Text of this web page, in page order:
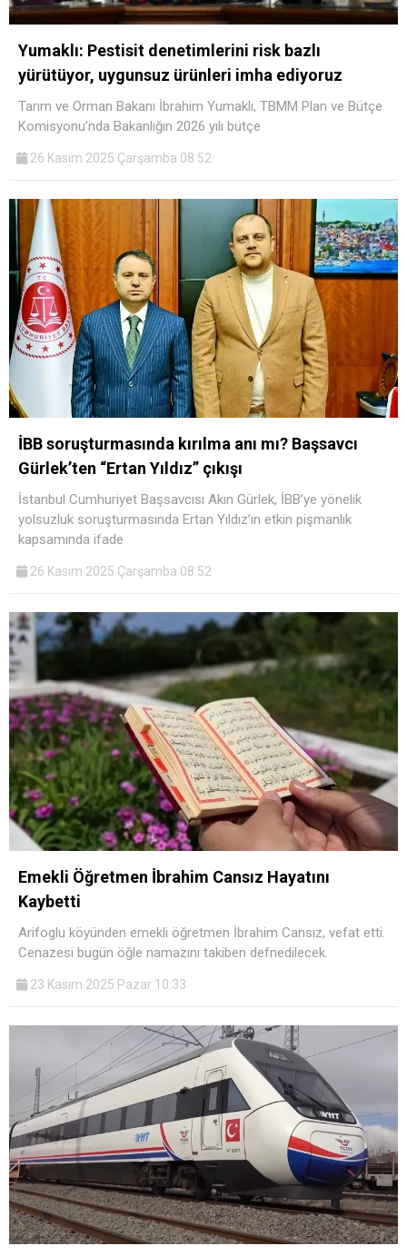
Yumaklı: Pestisit denetimlerini risk bazlı
yürütüyor, uygunsuz ürünleri imha ediyoruz
Tarım ve Orman Bakanı İbrahim Yumaklı, TBMM Plan ve Bütçe
Komisyonu’nda Bakanlığın 2026 yılı bütçe
26 Kasım 2025 Çarşamba 08:52
İBB soruşturmasında kırılma anı mı? Başsavcı
Gürlek’ten “Ertan Yıldız” çıkışı
İstanbul Cumhuriyet Başsavcısı Akın Gürlek, İBB’ye yönelik
yolsuzluk soruşturmasında Ertan Yıldız’ın etkin pişmanlık
kapsamında ifade
26 Kasım 2025 Çarşamba 08:52
Emekli Öğretmen İbrahim Cansız Hayatını
Kaybetti
Arifoglu köyünden emekli öğretmen İbrahim Cansız, vefat etti.
Cenazesi bugün öğle namazını takiben defnedilecek.
23 Kasım 2025 Pazar 10:33